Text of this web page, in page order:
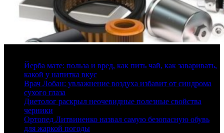
Йерба мате: польза и вред, как пить чай, как заваривать,
какой у напитка вкус
Врач Лобан: увлажнение воздуха избавит от синдрома
сухого глаза
Диетолог раскрыл неочевидные полезные свойства
черники
Ортопед Литвиненко назвал самую безопасную обувь
для жаркой погоды